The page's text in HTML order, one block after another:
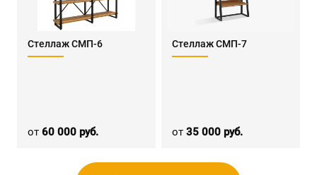
Стеллаж СМП-6
от60 000 руб.
Стеллаж СМП-7
от35 000 руб.